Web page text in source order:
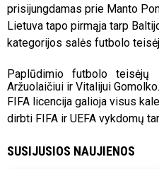
prisijungdamas prie Manto
Lietuva tapo pirmąja tarp
kategorijos salės futbolo
Paplūdimio futbolo teisėjų
Aržuolaičiui ir Vitalijui Gomolko.
FIFA licencija galioja visus
dirbti FIFA ir UEFA vykdomų
SUSIJUSIOS NAUJIENOS